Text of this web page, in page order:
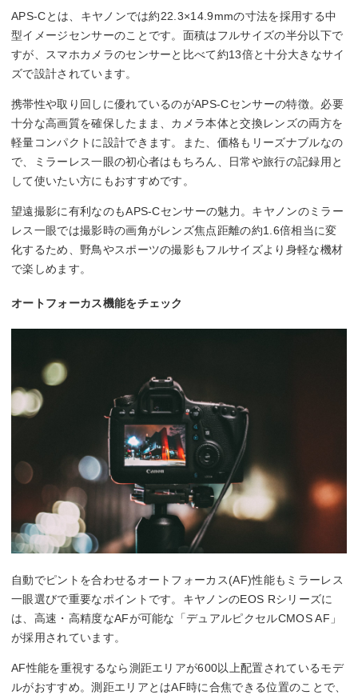
APS-Cとは、キヤノンでは約22.3×14.9mmの寸法を採用する中
型イメージセンサーのことです。面積はフルサイズの半分以下で
すが、スマホカメラのセンサーと比べて約13倍と十分大きなサイ
ズで設計されています。
携帯性や取り回しに優れているのがAPS-Cセンサーの特徴。必要
十分な高画質を確保したまま、カメラ本体と交換レンズの両方を
軽量コンパクトに設計できます。また、価格もリーズナブルなの
で、ミラーレス一眼の初心者はもちろん、日常や旅行の記録用と
して使いたい方にもおすすめです。
望遠撮影に有利なのもAPS-Cセンサーの魅力。キヤノンのミラー
レス一眼では撮影時の画角がレンズ焦点距離の約1.6倍相当に変
化するため、野鳥やスポーツの撮影もフルサイズより身軽な機材
で楽しめます。
オートフォーカス機能をチェック
自動でピントを合わせるオートフォーカス(AF)性能もミラーレス
一眼選びで重要なポイントです。キヤノンのEOS Rシリーズに
は、高速・高精度なAFが可能な「デュアルピクセルCMOS AF」
が採用されています。
AF性能を重視するなら測距エリアが600以上配置されているモデ
ルがおすすめ。測距エリアとはAF時に合焦できる位置のことで、